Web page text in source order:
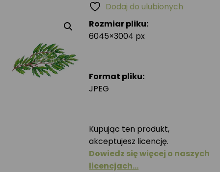
Rozmiar pliku:
6045×3004 px
Format pliku:
JPEG
Kupując ten produkt,
akceptujesz licencję.
Dowiedz się więcej o naszych
licencjach…
Dodaj do ulubionych